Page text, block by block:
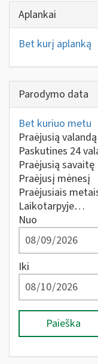
Aplankai
Bet kurį aplanką
Parodymo data
Bet kuriuo metu
Praėjusią valandą
Paskutines 24
Praėjusią savaitę
Praėjusį mėnesį
Praėjusiais
Laikotarpyje…
Nuo
Iki
Paieška